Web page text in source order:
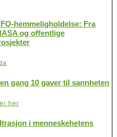
hemmeligholdelse: Fra
og offentlige
gang 10 gaver til sannheten
i menneskehetens